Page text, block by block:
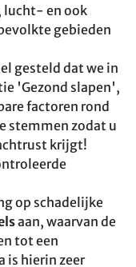
lucht- en ook
gebieden
gesteld dat we in
'Gezond slapen',
factoren rond
stemmen zodat u
krijgt!
op schadelijke
aan, waarvan de
tot een
is hierin zeer